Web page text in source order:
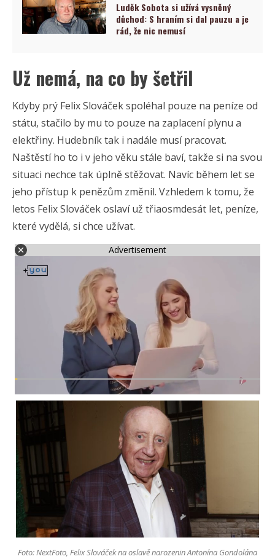
Luděk Sobota si užívá vysněný
důchod: S hraním si dal pauzu a je
rád, že nic nemusí
Už nemá, na co by šetřil
Kdyby prý Felix Slováček spoléhal pouze na peníze od
státu, stačilo by mu to pouze na zaplacení plynu a
elektřiny. Hudebník tak i nadále musí pracovat.
Naštěstí ho to i v jeho věku stále baví, takže si na svou
situaci nechce tak úplně stěžovat. Navíc během let se
jeho přístup k penězům změnil. Vzhledem k tomu, že
letos Felix Slováček oslaví už třiaosmdesát let, peníze,
které vydělá, si chce užívat.
Advertisement
Foto: NextFoto, Felix Slováček na oslavě narozenin Antonína Gondolána